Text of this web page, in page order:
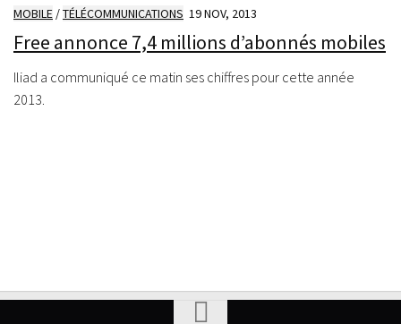
MOBILE /TÉLÉCOMMUNICATIONS 19 NOV, 2013
Free annonce 7,4 millions d’abonnés mobiles
Iliad a communiqué ce matin ses chiffres pour cette année
2013.